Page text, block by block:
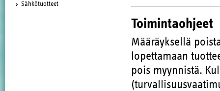
Sähkötuotteet
Toimintaohjeet
Määräyksellä
lopettamaan
pois myynnistä.